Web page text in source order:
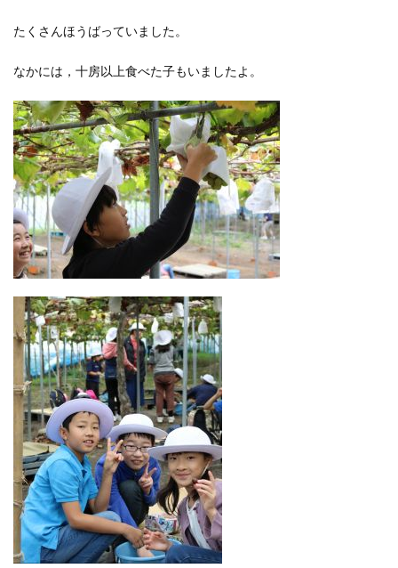
たくさんほうばっていました。
なかには，十房以上食べた子もいましたよ。